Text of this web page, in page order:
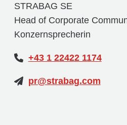
STRABAG SE
Head of Corporate
Konzernsprecherin
+43 1 22422 1174
pr@strabag.com